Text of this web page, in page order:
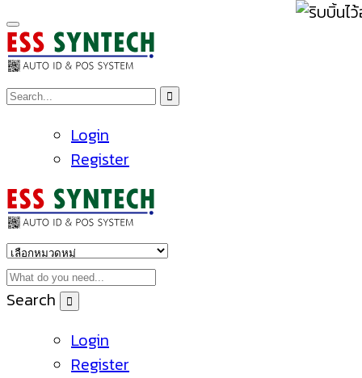
Login
Register
Search
Login
Register